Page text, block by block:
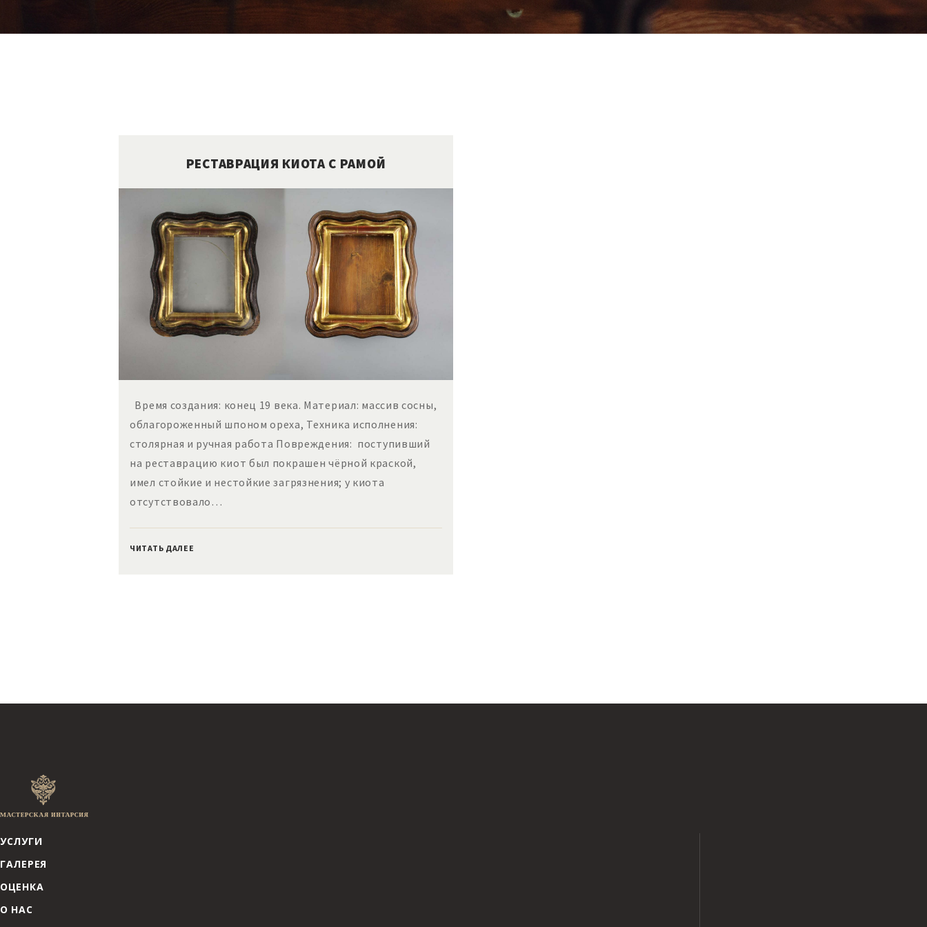
РЕСТАВРАЦИЯ КИОТА С РАМОЙ
Время создания: конец 19 века. Материал: массив сосны,
облагороженный шпоном ореха, Техника исполнения:
столярная и ручная работа Повреждения: поступивший
на реставрацию киот был покрашен чёрной краской,
имел стойкие и нестойкие загрязнения; у киота
отсутствовало…
ЧИТАТЬ ДАЛЕЕ
УСЛУГИ
ГАЛЕРЕЯ
ОЦЕНКА
О НАС